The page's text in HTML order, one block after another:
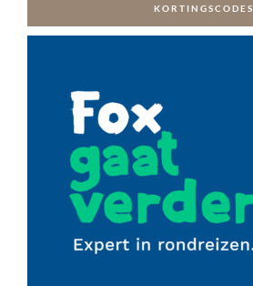
KORTINGSCODES